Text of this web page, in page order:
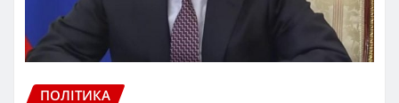
ПОЛІТИКА